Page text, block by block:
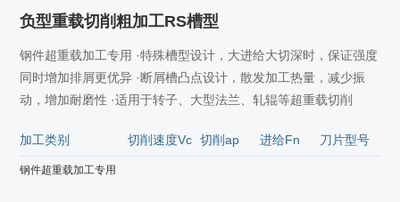
负型重载切削粗加工RS槽型
钢件超重载加工专用 ·特殊槽型设计，大进给大切深时，保证强度
同时增加排屑更优异 ·断屑槽凸点设计，散发加工热量，减少振
动，增加耐磨性 ·适用于转子、大型法兰、轧辊等超重载切削
加工类别 切削速度Vc 切削ap 进给Fn 刀片型号
钢件超重载加工专用